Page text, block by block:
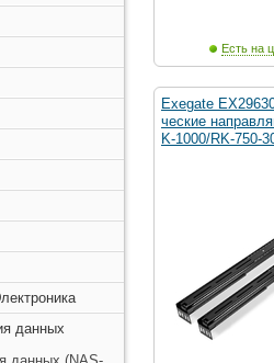
данных
Есть на
Exegate
ческие
K-1000/RK-750-